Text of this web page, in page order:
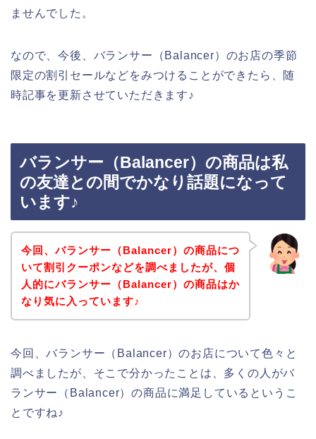
ませんでした。
なので、今後、バランサー（Balancer）のお店の季節
限定の割引セールなどをみつけることができたら、随
時記事を更新させていただきます♪
バランサー（Balancer）の商品は私
の友達との間でかなり話題になって
います♪
今回、バランサー（Balancer）の商品につ
いて割引クーポンなどを調べましたが、個
人的にバランサー（Balancer）の商品はか
なり気に入っています♪
今回、バランサー（Balancer）のお店について色々と
調べましたが、そこで分かったことは、多くの人がバ
ランサー（Balancer）の商品に満足しているというこ
とですね♪